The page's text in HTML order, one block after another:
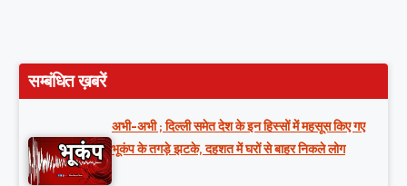
सम्बंधित ख़बरें
अभी-अभी ; दिल्ली समेत देश के इन हिस्सों में महसूस किए गए
भूकंप के तगड़े झटके, दहशत में घरों से बाहर निकले लोग